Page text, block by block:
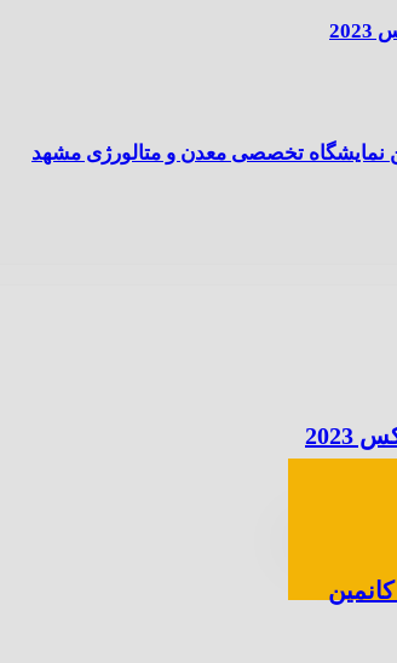
نمایشگاه تخصصی معدن و متالورژی مشهد